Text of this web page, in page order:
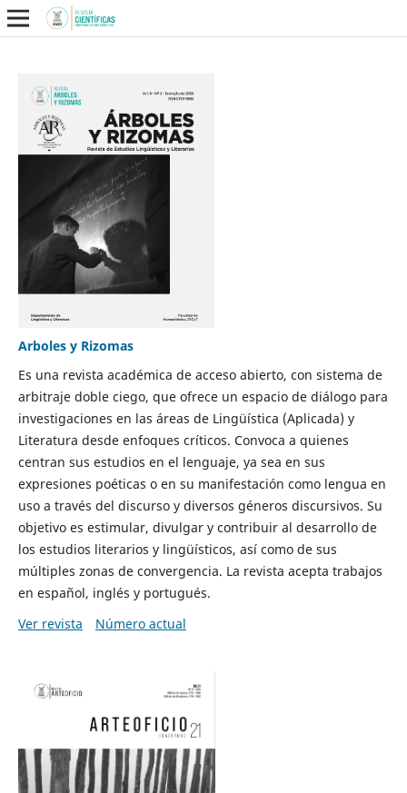
Arboles y Rizomas
Es una revista académica de acceso abierto, con sistema de
arbitraje doble ciego, que ofrece un espacio de diálogo para
investigaciones en las áreas de Lingüística (Aplicada) y
Literatura desde enfoques críticos. Convoca a quienes
centran sus estudios en el lenguaje, ya sea en sus
expresiones poéticas o en su manifestación como lengua en
uso a través del discurso y diversos géneros discursivos. Su
objetivo es estimular, divulgar y contribuir al desarrollo de
los estudios literarios y lingüísticos, así como de sus
múltiples zonas de convergencia. La revista acepta trabajos
en español, inglés y portugués.
Ver revista
Número actual